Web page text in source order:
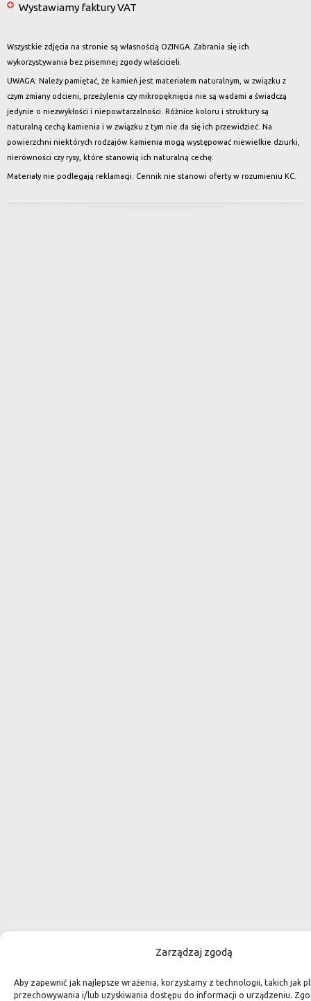
Zarządzaj zgodą
Aby zapewnić jak najlepsze wrażenia, korzystamy z technologii, takich jak
przechowywania i/lub uzyskiwania dostępu do informacji o urządzeniu.
Wystawiamy faktury VAT
Wszystkie zdjęcia na stronie są własnością OZINGA. Zabrania się ich
wykorzystywania bez pisemnej zgody właścicieli.
UWAGA: Należy pamiętać, że kamień jest materiałem naturalnym, w związku z
czym zmiany odcieni, przeżylenia czy mikropęknięcia nie są wadami a świadczą
jedynie o niezwykłości i niepowtarzalności. Różnice koloru i struktury są
naturalną cechą kamienia i w związku z tym nie da się ich przewidzieć. Na
powierzchni niektórych rodzajów kamienia mogą występować niewielkie dziurki,
nierówności czy rysy, które stanowią ich naturalną cechę.
Materiały nie podlegają reklamacji. Cennik nie stanowi oferty w rozumieniu KC.